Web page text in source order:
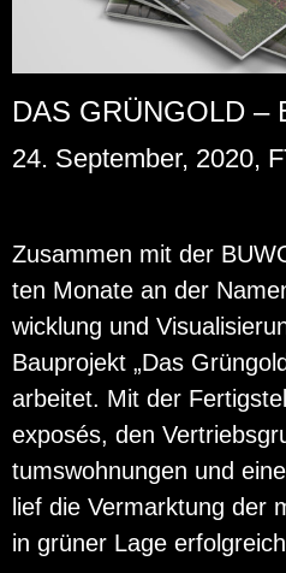
DAS GRÜNGOLD –
24. September, 2020,
Zu­sam­men mit der
ten Mo­na­te an der
wick­lung und
Bau­pro­jekt „Das
ar­bei­tet. Mit der
ex­posés, den
tums­woh­nun­gen und
lief die Ver­mark­tung der
in grü­ner Lage